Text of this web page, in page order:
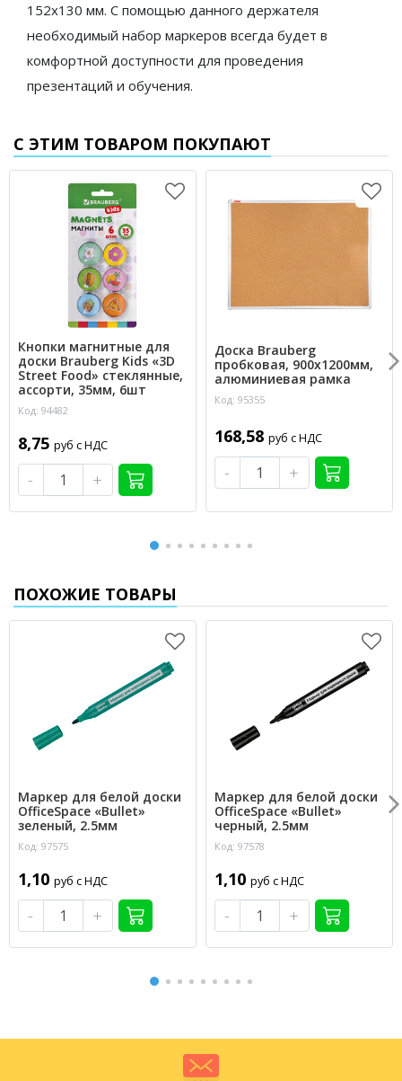
152х130 мм. С помощью данного держателя
необходимый набор маркеров всегда будет в
комфортной доступности для проведения
презентаций и обучения.
С ЭТИМ ТОВАРОМ ПОКУПАЮТ
Кнопки магнитные для
доски Brauberg Kids «3D
Street Food» стеклянные,
ассорти, 35мм, 6шт
Код: 94482
8,75 руб с НДС
- +
Доска Brauberg
пробковая, 900х1200мм,
алюминиевая рамка
Код: 95355
168,58 руб с НДС
- +
ПОХОЖИЕ ТОВАРЫ
Маркер для белой доски
OfficeSpace «Bullet»
зеленый, 2.5мм
Код: 97575
1,10 руб с НДС
- +
Маркер для белой доски
OfficeSpace «Bullet»
черный, 2.5мм
Код: 97578
1,10 руб с НДС
- +